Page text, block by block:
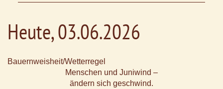
Heute, 03.06.2026
Bauernweisheit/Wetterregel
Menschen und Juniwind –
ändern sich geschwind.